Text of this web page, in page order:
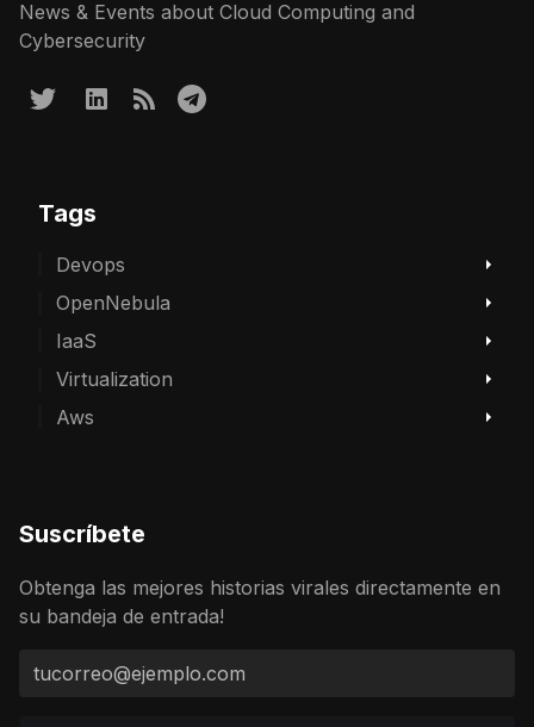
News & Events about Cloud Computing and
Cybersecurity
Tags
Devops
OpenNebula
IaaS
Virtualization
Aws
Suscríbete
Obtenga las mejores historias virales directamente en
su bandeja de entrada!